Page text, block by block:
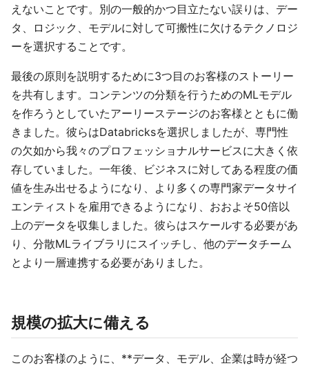
えないことです。別の一般的かつ目立たない誤りは、デー
タ、ロジック、モデルに対して可搬性に欠けるテクノロジ
ーを選択することです。
最後の原則を説明するために3つ目のお客様のストーリー
を共有します。コンテンツの分類を行うためのMLモデル
を作ろうとしていたアーリーステージのお客様とともに働
きました。彼らはDatabricksを選択しましたが、専門性
の欠如から我々のプロフェッショナルサービスに大きく依
存していました。一年後、ビジネスに対してある程度の価
値を生み出せるようになり、より多くの専門家データサイ
エンティストを雇用できるようになり、おおよそ50倍以
上のデータを収集しました。彼らはスケールする必要があ
り、分散MLライブラリにスイッチし、他のデータチーム
とより一層連携する必要がありました。
規模の拡大に備える
このお客様のように、**データ、モデル、企業は時が経つ